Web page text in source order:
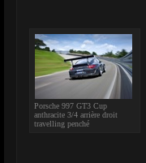
Porsche 997 GT3 Cup
anthracite 3/4 arrière droit
travelling penché